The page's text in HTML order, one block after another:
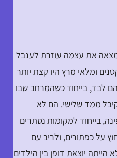
את עצמה עוזרת לענבל
ומלאי מרץ היו קצת יותר
לבד, בייחוד כשהמרחב שבו
ממד שלישי. הם לא
בייחוד למקומות נסתרים
על כפתורים, ולריב עם
יוצאת דופן בין הילדים